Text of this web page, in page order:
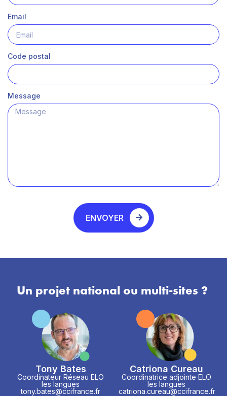
Email
Code postal
Message
ENVOYER
Un projet national ou multi-sites ?
Tony Bates
Coordinateur Réseau ELO
les langues
tony.bates@ccifrance.fr
Catriona Cureau
Coordinatrice adjointe ELO
les langues
catriona.cureau@ccifrance.fr